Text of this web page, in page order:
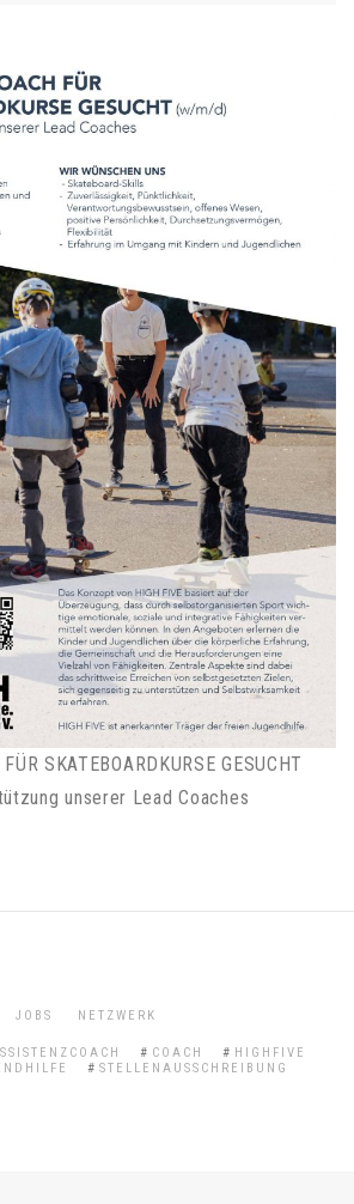
SKATEBOARDKURSE GESUCHT
unserer Lead Coaches
JOBS NETZWERK
COACH
HIGHFIVE
STELLENAUSSCHREIBUNG